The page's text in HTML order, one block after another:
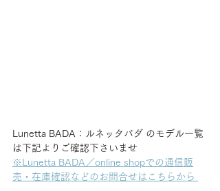
Lunetta BADA：ルネッタバダ のモデル一覧
は下記よりご確認下さいませ
※Lunetta BADA／online shopでの通信販
売・在庫確認などのお問合せはこちらから